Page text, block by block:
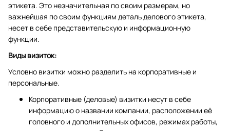
этикета. Это незначительная по своим размерам, но
важнейшая по своим функциям деталь делового этикета,
несет в себе представительскую и информационную
функции.
Виды визиток:
Условно визитки можно разделить на корпоративные и
персональные.
Корпоративные (деловые) визитки несут в себе
информацию о названии компании, расположении её
головного и дополнительных офисов, режимах работы,